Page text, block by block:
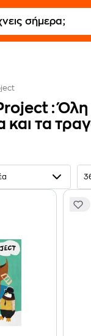
: Όλη
και τα